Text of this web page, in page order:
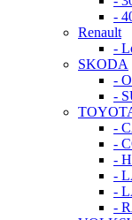
-
Renault
-
SKODA
-
-
-
-
-
-
-
-